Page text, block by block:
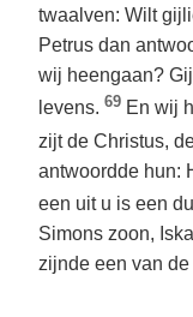
twaalven: Wilt
Petrus dan
wij heengaan?
levens. 69 En wij
zijt de Christus,
antwoordde hun:
een uit u is een
Simons zoon,
zijnde een van